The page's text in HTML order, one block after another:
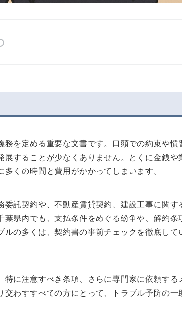
を定める重要な文書です。口頭での約束や慣
することが少なくありません。とくに金銭や
くの時間と費用がかかってしまいます。
託契約や、不動産賃貸契約、建設工事に関す
県内でも、支払条件をめぐる紛争や、解約条
の多くは、契約書の事前チェックを徹底して
に注意すべき条項、さらに専門家に依頼する
わすすべての方にとって、トラブル予防の一